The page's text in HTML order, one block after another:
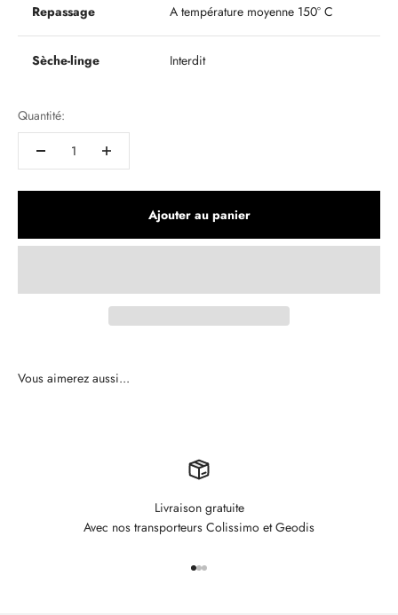
Repassage A température moyenne 150° C
Sèche-linge Interdit
Quantité:
Ajouter au panier
Livraison gratuite
Avec nos transporteurs Colissimo et Geodis
Aller à l'élément 1
Aller à l'élément 2
Aller à l'élément 3